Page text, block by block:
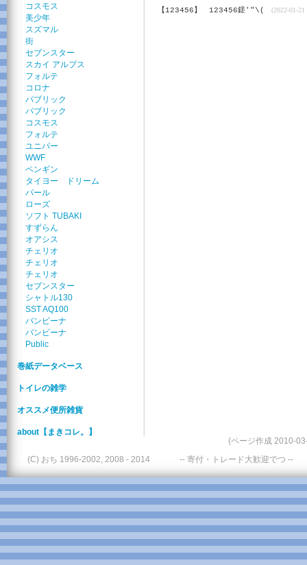
コスモス
美少年
スズマル
街
セブンスター
スカイ アルプス
フォルテ
コロナ
パブリック
パブリック
コスモス
フォルテ
ユニパー
WWF
ペンギン
タイヨー ドリーム
パール
ローズ
ソフト TUBAKI
すずらん
オアシス
チェリオ
チェリオ
チェリオ
セブンスター
シャトル130
SST AQ100
バンビーナ
バンビーナ
Public
巻紙データベース
トイレの雑学
オススメ便所雑貨
about【まきコレ。】
【123456】 123456鎈'"\( (2022-01-21
(ページ作成 2010-
(C) おち 1996-2002, 2008 - 2014
-- 寄付・トレード大歓迎でつ --